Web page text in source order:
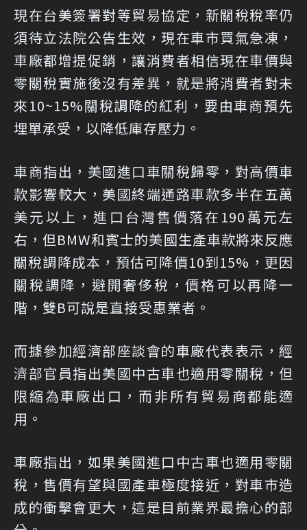
現在台美簽署對等貿易協定，新關稅稅率仍
須待立法院公告生效，現在車市買氣急凍，
車廠都增提促銷，讓消費者相信現在車價與
零關稅實施後沒有差異，就是將消費者對未
來10~15%關稅調降的紅利，要由車商預先
埋單承受，以降低庫存壓力。
車商指出，美國進口車關稅歸零，對高價車
款影響較大，美國終端通路車款多半在五萬
美元以上，進口台灣售價落在190萬元左
右，但BMW和賓士的美國生產車款將來反應
關稅調降成本，預估可降價10到15%，更因
關稅調降，避開奢侈稅，價格可以再降一
階，雙B可說是直接受惠業者。
而據參加經濟部座談會的車廠代表表示，經
濟部官員指出美國中古車也適用零關稅，但
限縮為車廠出口，而非所有貿易商都能適
用。
車廠指出，如果美國進口中古車也適用零關
稅，售價有望與國產車極度接近，對車市造
成的衝擊會更大，這是目前業界最擔心的部